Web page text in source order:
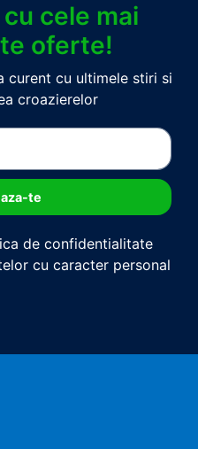
cele mai
oferte!
curent cu ultimele stiri si
croazierelor
de confidentialitate
cu caracter personal